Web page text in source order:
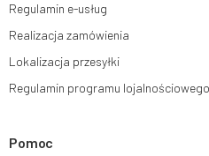
Regulamin e-usług
Realizacja zamówienia
Lokalizacja przesyłki
Regulamin programu lojalnościowego
Pomoc